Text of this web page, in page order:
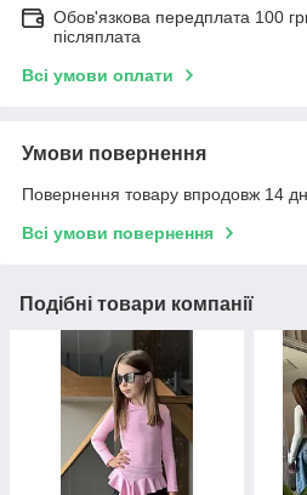
Обов'язкова передплата 100
післяплата
Всі умови оплати
Умови повернення
Повернення товару впродовж 14
Всі умови повернення
Подібні товари компанії